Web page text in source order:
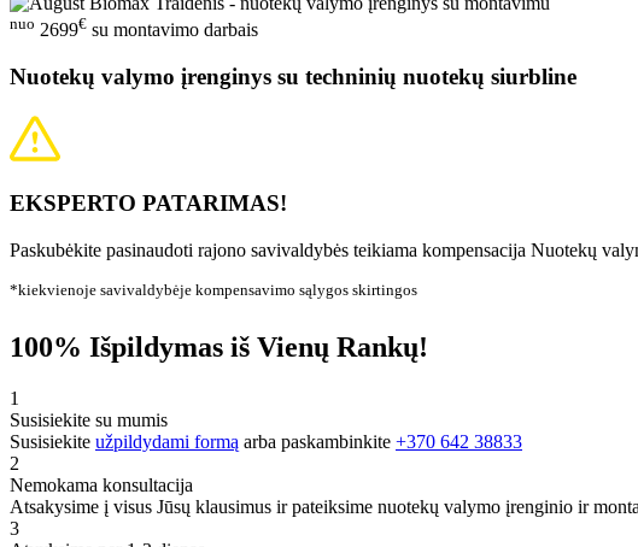
nuo 2699€ su montavimo darbais
Nuotekų valymo įrenginys su techninių nuotekų siurbline
EKSPERTO PATARIMAS!
Paskubėkite pasinaudoti rajono savivaldybės teikiama kompensacija Nuotekų
*kiekvienoje savivaldybėje kompensavimo sąlygos skirtingos
100% Išpildymas iš Vienų Rankų!
1
Susisiekite su mumis
Susisiekite užpildydami formą arba paskambinkite +370 642 38833
2
Nemokama konsultacija
Atsakysime į visus Jūsų klausimus ir pateiksime nuotekų valymo įrenginio ir
3